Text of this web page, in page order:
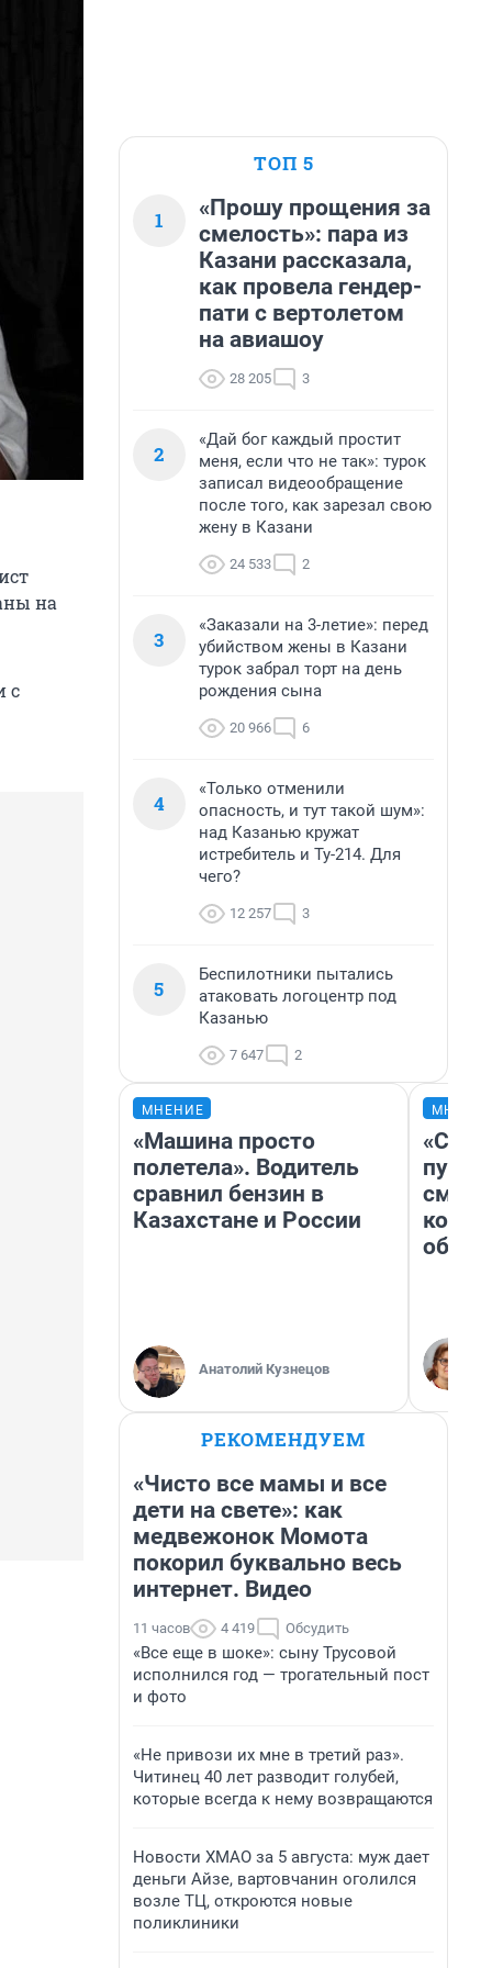
на
с
ТОП 5
1
«Прошу прощения за
смелость»: пара из
Казани рассказала,
как провела гендер-
пати с вертолетом
на авиашоу
28 205 3
2
«Дай бог каждый простит
меня, если что не так»: турок
записал видеообращение
после того, как зарезал свою
жену в Казани
24 533 2
3
«Заказали на 3-летие»: перед
убийством жены в Казани
турок забрал торт на день
рождения сына
20 966 6
4
«Только отменили
опасность, и тут такой шум»:
над Казанью кружат
истребитель и Ту-214. Для
чего?
12 257 3
5
Беспилотники пытались
атаковать логоцентр под
Казанью
7 647 2
МНЕНИЕ
«Машина просто
полетела». Водитель
сравнил бензин в
Казахстане и России
Анатолий Кузнецов
РЕКОМЕНДУЕМ
«Чисто все мамы и все
дети на свете»: как
медвежонок Момота
покорил буквально весь
интернет. Видео
11 часов 4 419 Обсудить
«Все еще в шоке»: сыну Трусовой
исполнился год — трогательный пост
и фото
«Не привози их мне в третий раз».
Читинец 40 лет разводит голубей,
которые всегда к нему возвращаются
Новости ХМАО за 5 августа: муж дает
деньги Айзе, вартовчанин оголился
возле ТЦ, откроются новые
поликлиники